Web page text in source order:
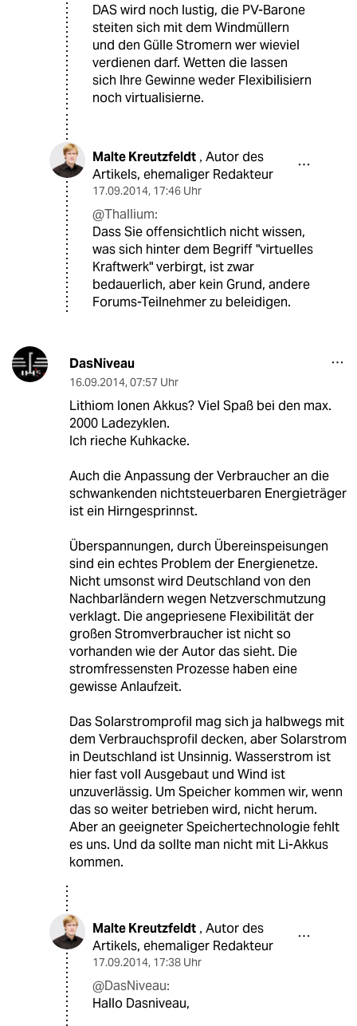
DAS wird noch lustig, die PV-Barone
steiten sich mit dem Windmüllern
und den Gülle Stromern wer wieviel
verdienen darf. Wetten die lassen
sich Ihre Gewinne weder Flexibilisiern
noch virtualisierne.
Malte Kreutzfeldt , Autor des
Artikels, ehemaliger Redakteur
17.09.2014, 17:46 Uhr
@Thallium:
Dass Sie offensichtlich nicht wissen,
was sich hinter dem Begriff "virtuelles
Kraftwerk" verbirgt, ist zwar
bedauerlich, aber kein Grund, andere
Forums-Teilnehmer zu beleidigen.
DasNiveau
16.09.2014, 07:57 Uhr
Lithiom Ionen Akkus? Viel Spaß bei den max.
2000 Ladezyklen.
Ich rieche Kuhkacke.
Auch die Anpassung der Verbraucher an die
schwankenden nichtsteuerbaren Energieträger
ist ein Hirngesprinnst.
Überspannungen, durch Übereinspeisungen
sind ein echtes Problem der Energienetze.
Nicht umsonst wird Deutschland von den
Nachbarländern wegen Netzverschmutzung
verklagt. Die angepriesene Flexibilität der
großen Stromverbraucher ist nicht so
vorhanden wie der Autor das sieht. Die
stromfressensten Prozesse haben eine
gewisse Anlaufzeit.
Das Solarstromprofil mag sich ja halbwegs mit
dem Verbrauchsprofil decken, aber Solarstrom
in Deutschland ist Unsinnig. Wasserstrom ist
hier fast voll Ausgebaut und Wind ist
unzuverlässig. Um Speicher kommen wir, wenn
das so weiter betrieben wird, nicht herum.
Aber an geeigneter Speichertechnologie fehlt
es uns. Und da sollte man nicht mit Li-Akkus
kommen.
Malte Kreutzfeldt , Autor des
Artikels, ehemaliger Redakteur
17.09.2014, 17:38 Uhr
@DasNiveau:
Hallo Dasniveau,